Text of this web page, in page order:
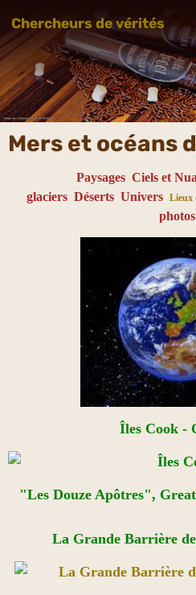
Chercheurs de vérités
Mers et océans
Paysages Ciels et
glaciers Déserts Univers Lieux
photos
Îles Cook -
"Les Douze Apôtres",
La Grande Barrière